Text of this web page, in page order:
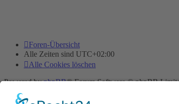
Foren-Übersicht
Alle Zeiten sind UTC+02:00
Alle Cookies löschen
Powered byphpBB® Forum Software © phpBB
Deutsche Übersetzung durch